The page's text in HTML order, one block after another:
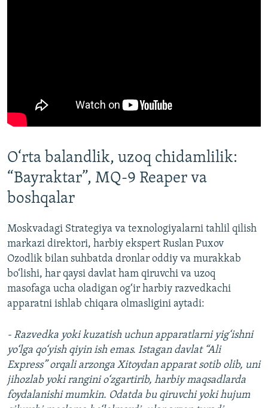
O‘rta balandlik, uzoq chidamlilik:
“Bayraktar”, MQ-9 Reaper va
boshqalar
Moskvadagi Strategiya va texnologiyalarni tahlil qilish
markazi direktori, harbiy ekspert Ruslan Puxov
Ozodlik bilan suhbatda dronlar oddiy va murakkab
bo‘lishi, har qaysi davlat ham qiruvchi va uzoq
masofaga ucha oladigan og‘ir harbiy razvedkachi
apparatni ishlab chiqara olmasligini aytadi:
- Razvedka yoki kuzatish uchun apparatlarni yig‘ishni
yo‘lga qo‘yish qiyin ish emas. Istagan davlat “Ali
Express” orqali arzonga Xitoydan apparat sotib olib, uni
jihozlab yoki rangini o‘zgartirib, harbiy maqsadlarda
foydalanishi mumkin. Odatda bu qiruvchi yoki hujum